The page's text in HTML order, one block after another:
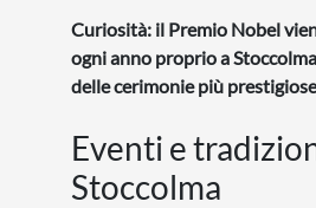
Curiosità: il Premio Nobel
ogni anno proprio a
delle cerimonie più
Eventi e
Stoccolma